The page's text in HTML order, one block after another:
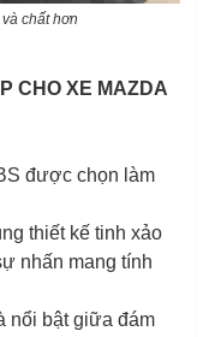
chất hơn
CHO XE MAZDA
được chọn làm
thiết kế tinh xảo
nhấn mang tính
nổi bật giữa đám